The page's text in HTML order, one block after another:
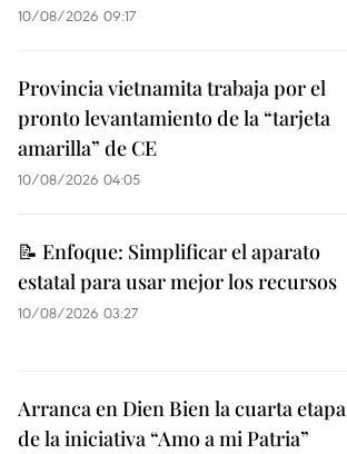
10/08/2026 09:17
Provincia vietnamita trabaja por el
pronto levantamiento de la “tarjeta
amarilla” de CE
10/08/2026 04:05
📝 Enfoque: Simplificar el aparato
estatal para usar mejor los recursos
10/08/2026 03:27
Arranca en Dien Bien la cuarta etapa
de la iniciativa “Amo a mi Patria”